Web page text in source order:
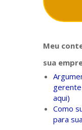
Meu
sua
aqui)
Como
para